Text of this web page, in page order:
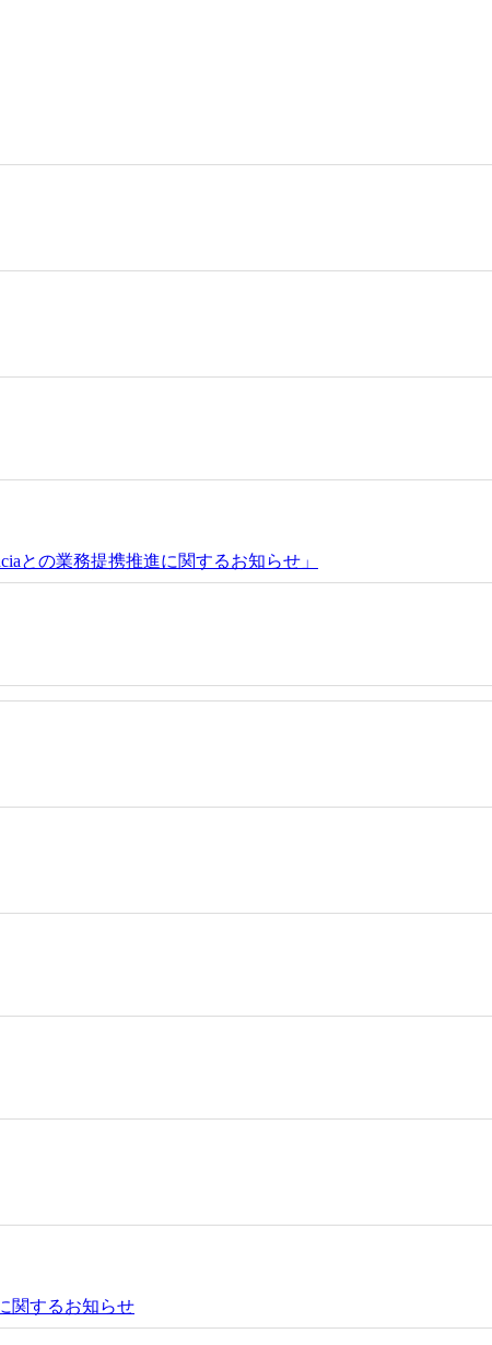
との業務提携推進に関するお知らせ」
関するお知らせ